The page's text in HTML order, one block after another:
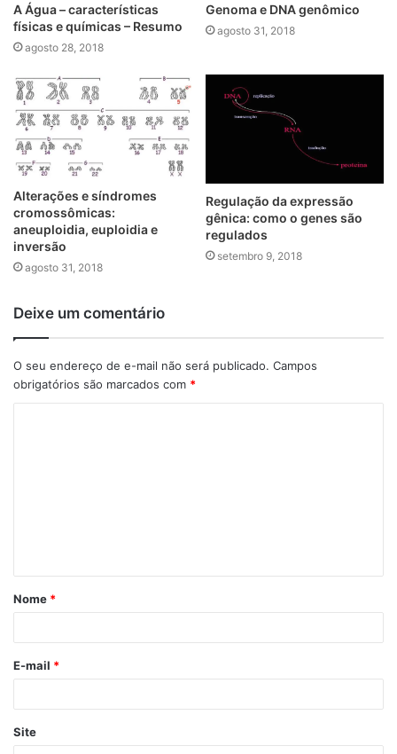
A Água – características
físicas e químicas – Resumo
agosto 28, 2018
Genoma e DNA genômico
agosto 31, 2018
Alterações e síndromes
cromossômicas:
aneuploidia, euploidia e
inversão
agosto 31, 2018
Regulação da expressão
gênica: como o genes são
regulados
setembro 9, 2018
Deixe um comentário
O seu endereço de e-mail não será publicado. Campos
obrigatórios são marcados com *
Nome *
E-mail *
Site